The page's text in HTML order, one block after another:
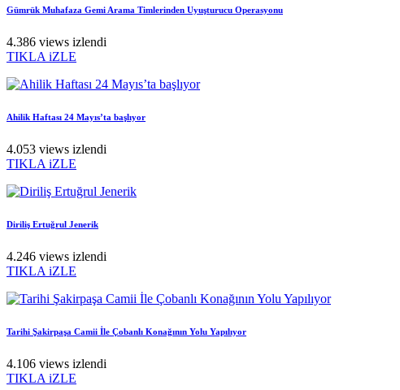
Gümrük Muhafaza Gemi Arama Timlerinden Uyuşturucu Operasyonu
4.386 views izlendi
TIKLA iZLE
Ahilik Haftası 24 Mayıs’ta başlıyor
4.053 views izlendi
TIKLA iZLE
Diriliş Ertuğrul Jenerik
4.246 views izlendi
TIKLA iZLE
Tarihi Şakirpaşa Camii İle Çobanlı Konağının Yolu Yapılıyor
4.106 views izlendi
TIKLA iZLE